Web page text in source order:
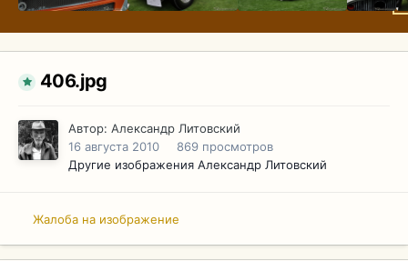
406.jpg
Автор: Александр Литовский
16 августа 2010
869 просмотров
Другие изображения Александр Литовский
Жалоба на изображение